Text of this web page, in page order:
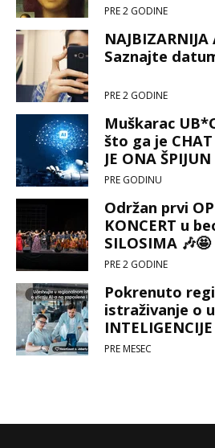
PRE 2 GODINE
NAJBIZARNIJA
Saznajte
PRE 2 GODINE
Muškarac
što ga je CHAT
JE ONA
PRE GODINU
Održan prvi
KONCERT u
SILOSIMA 🎶🤩
PRE 2 GODINE
Pokrenuto
istraživanje o
kompanije 🤖
PRE MESEC